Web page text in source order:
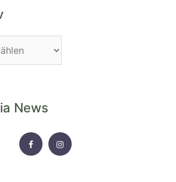
News
FACEBOOKINSTAGRAM